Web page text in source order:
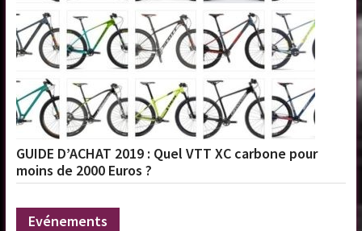
GUIDE D’ACHAT 2019 : Quel VTT XC carbone pour
moins de 2000 Euros ?
Evénements